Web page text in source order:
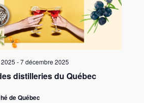
distilleries du Québec
-7 décembre 2025
de Québec